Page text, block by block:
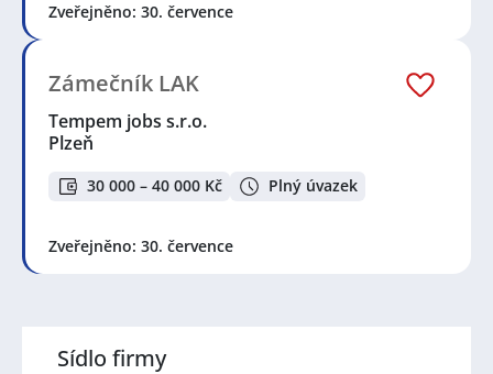
Zveřejněno: 30. července
Zámečník LAK
Tempem jobs s.r.o.
Plzeň
30 000 – 40 000 Kč Plný úvazek
Zveřejněno: 30. července
Sídlo firmy